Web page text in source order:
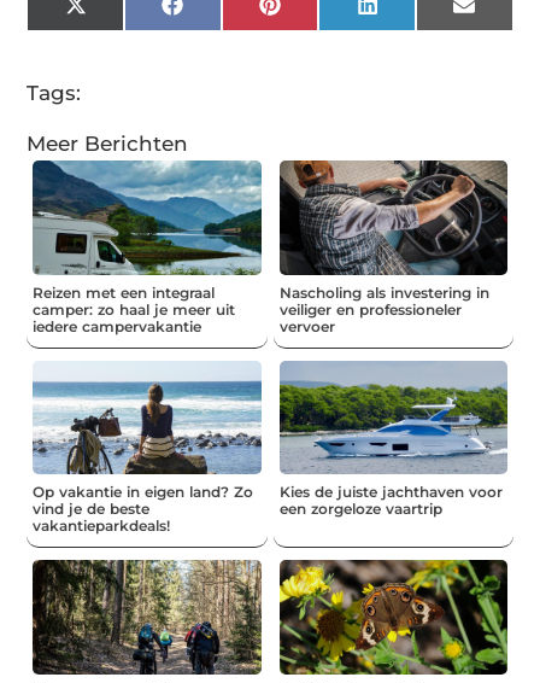
X
(Twitter)
FacebookPinterestLinkedInEmail
Tags:
Meer Berichten
Reizen met een integraal
camper: zo haal je meer uit
iedere campervakantie
Nascholing als investering in
veiliger en professioneler
vervoer
Op vakantie in eigen land? Zo
vind je de beste
vakantieparkdeals!
Kies de juiste jachthaven voor
een zorgeloze vaartrip